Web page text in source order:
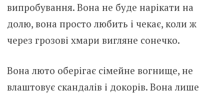
випробування. Вона не буде нарікати на
долю, вона просто любить і чекає, коли ж
через грозові хмари вигляне сонечко.
Вона люто оберігає сімейне вогнище, не
влаштовує скандалів і докорів. Вона лише